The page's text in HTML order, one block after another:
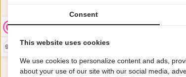
9,3
Consent
This website uses cookies
We use cookies to personalize content and ads,
about your use of our site with our social media,